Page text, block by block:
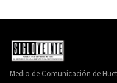
Medio de Comunicación de